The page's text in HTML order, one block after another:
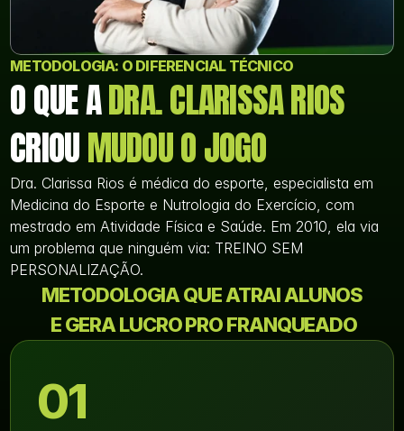
METODOLOGIA: O DIFERENCIAL TÉCNICO
O QUE A DRA. CLARISSA RIOS
CRIOU MUDOU O JOGO
Dra. Clarissa Rios é médica do esporte, especialista em
Medicina do Esporte e Nutrologia do Exercício, com
mestrado em Atividade Física e Saúde. Em 2010, ela via
um problema que ninguém via: TREINO SEM
PERSONALIZAÇÃO.
METODOLOGIA QUE ATRAI ALUNOS
E GERA LUCRO PRO FRANQUEADO
01